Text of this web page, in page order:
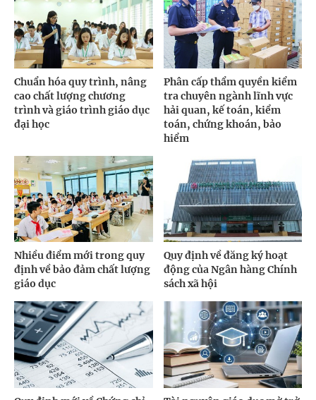
Chuẩn hóa quy trình, nâng
cao chất lượng chương
trình và giáo trình giáo dục
đại học
Phân cấp thẩm quyền kiểm
tra chuyên ngành lĩnh vực
hải quan, kế toán, kiểm
toán, chứng khoán, bảo
hiểm
Nhiều điểm mới trong quy
định về bảo đảm chất lượng
giáo dục
Quy định về đăng ký hoạt
động của Ngân hàng Chính
sách xã hội